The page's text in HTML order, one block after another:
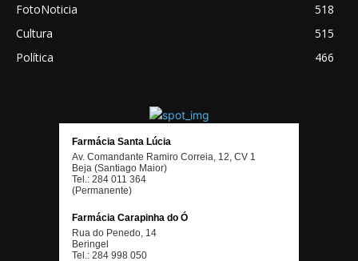
FotoNoticia
518
Cultura
515
Política
466